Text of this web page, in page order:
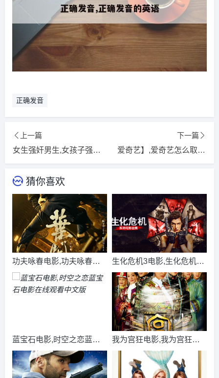
正确发音
上一篇
女生强奸男生,女孩子强上男生
下一篇
爱奇艺】,爱奇艺怎么取消自动续费
猜你喜欢
功夫咏春电影,功夫咏春电
影免费观看国语版
生化危机3电影,生化危机3
电影完整版
蓝宝石电影,时空之恋蓝宝
石电影在线观看中文版
我为宫狂电影,我为宫狂电